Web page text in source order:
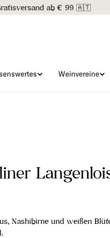
Weinvereine
Nashibirne und weißen